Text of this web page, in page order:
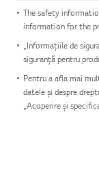
The safety
information for the
„Informațiile de
siguranță pentru
Pentru a afla mai
datele și despre
„Acoperire și